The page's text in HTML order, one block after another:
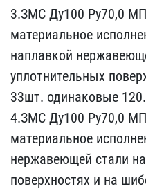
3.ЗМС​ Ду100 Ру70,0
материальное
наплавкой
уплотнительных
33шт. одинаковые
4.ЗМС Ду100 Ру70,0
мат​ериальное
нержа​веющей стали
поверхностях и на​